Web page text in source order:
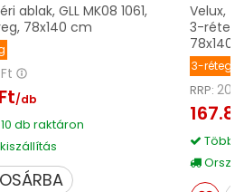
ablak, GLL MK08 1061,
78x140 cm
/db
db raktáron
Velux,
3-
78x140
3-rétegű
RRP:
Több